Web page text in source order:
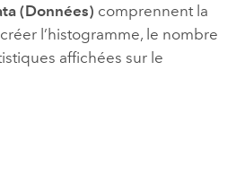
(Données) comprennent la
l’histogramme, le nombre
affichées sur le